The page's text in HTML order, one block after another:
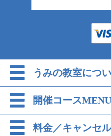
うみの教室につ
開催コースMENU
料金／キャンセ